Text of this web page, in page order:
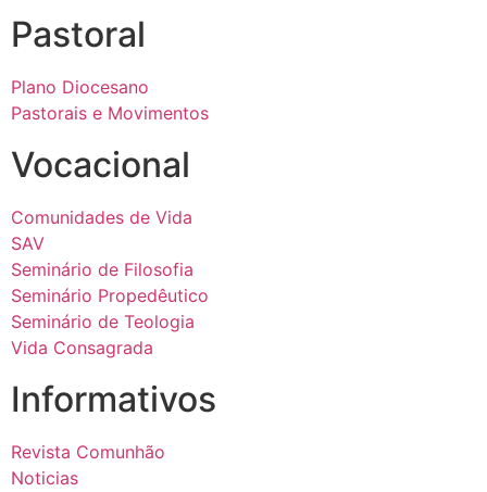
Pastoral
Plano Diocesano
Pastorais e Movimentos
Vocacional
Comunidades de Vida
SAV
Seminário de Filosofia
Seminário Propedêutico
Seminário de Teologia
Vida Consagrada
Informativos
Revista Comunhão
Noticias